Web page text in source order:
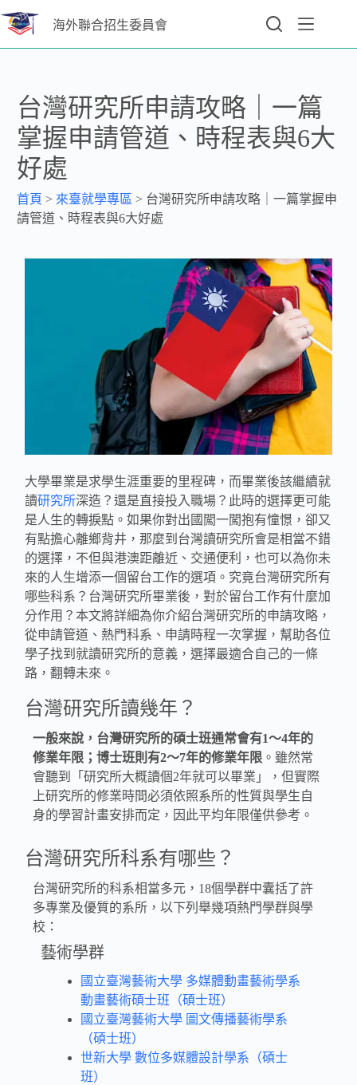
海外聯合招生委員會
台灣研究所申請攻略｜一篇
掌握申請管道、時程表與6大
好處
首頁 > 來臺就學專區 > 台灣研究所申請攻略｜一篇掌握申
請管道、時程表與6大好處
大學畢業是求學生涯重要的里程碑，而畢業後該繼續就
讀研究所深造？還是直接投入職場？此時的選擇更可能
是人生的轉捩點。如果你對出國闖一闖抱有憧憬，卻又
有點擔心離鄉背井，那麼到台灣讀研究所會是相當不錯
的選擇，不但與港澳距離近、交通便利，也可以為你未
來的人生增添一個留台工作的選項。究竟台灣研究所有
哪些科系？台灣研究所畢業後，對於留台工作有什麼加
分作用？本文將詳細為你介紹台灣研究所的申請攻略，
從申請管道、熱門科系、申請時程一次掌握，幫助各位
學子找到就讀研究所的意義，選擇最適合自己的一條
路，翻轉未來。
台灣研究所讀幾年？
一般來說，台灣研究所的碩士班通常會有1～4年的
修業年限；博士班則有2～7年的修業年限 。雖然常
會聽到「研究所大概讀個2年就可以畢業」，但實際
上研究所的修業時間必須依照系所的性質與學生自
身的學習計畫安排而定，因此平均年限僅供參考。
台灣研究所科系有哪些？
台灣研究所的科系相當多元，18個學群中囊括了許
多專業及優質的系所，以下列舉幾項熱門學群與學
校：
藝術學群
國立臺灣藝術大學 多媒體動畫藝術學系
動畫藝術碩士班（碩士班）
國立臺灣藝術大學 圖文傳播藝術學系
（碩士班）
世新大學 數位多媒體設計學系（碩士
班）